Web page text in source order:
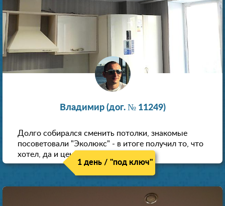
Владимир (дог. № 11249)
Долго собирался сменить потолки, знакомые
посоветовали "Эколюкс" - в итоге получил то, что
хотел, да и цена нормальная.
1 день / "под ключ"